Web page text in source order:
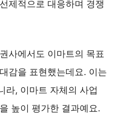
제적으로 대응하며 경쟁
사에서도 이마트의 목표
감을 표현했는데요. 이는
라, 이마트 자체의 사업
높이 평가한 결과예요.